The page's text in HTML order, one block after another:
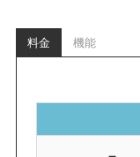
料金 機能